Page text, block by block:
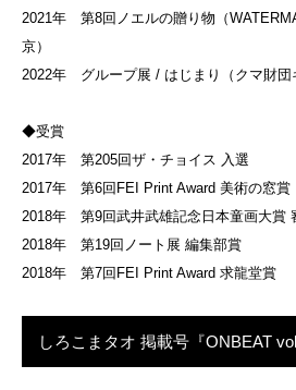
2021年 第8回ノエルの贈り物（
京）
2022年 グループ展 / はじまり（クマ財団
◆受賞
2017年 第205回ザ・チョイス 入選
2017年 第6回FEI Print Award 美術の窓賞
2018年 第9回武井武雄記念日本童画大賞
2018年 第19回ノート展 編集部賞
2018年 第7回FEI Print Award 求龍堂賞
しろこまタオ 掲載号『ONBEAT